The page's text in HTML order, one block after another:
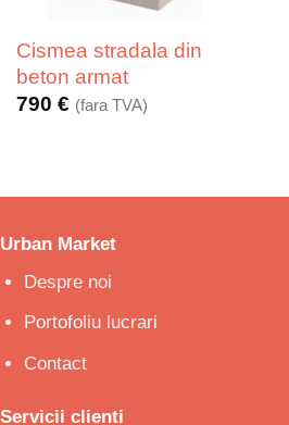
Cismea stradala din
beton armat
790 € (fara TVA)
Urban Market
Despre noi
Portofoliu lucrari
Contact
Servicii clienti